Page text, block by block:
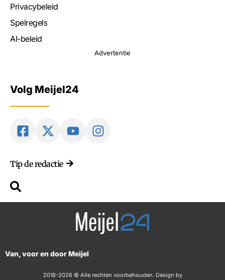
Privacybeleid
Spelregels
AI-beleid
Advertentie
Volg Meijel24
Tip de redactie
Van, voor en door Meijel
2018-2026 © Alle rechten voorbehouden. Design by